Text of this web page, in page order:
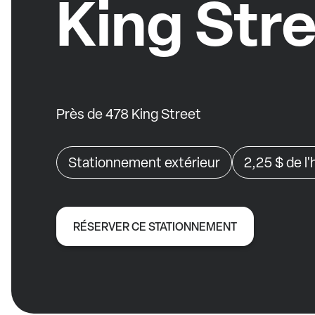
King
Près de 478 King Street
Stationnement extérieur 2,25 $de
RÉSERVER CE STATIONNEMENT